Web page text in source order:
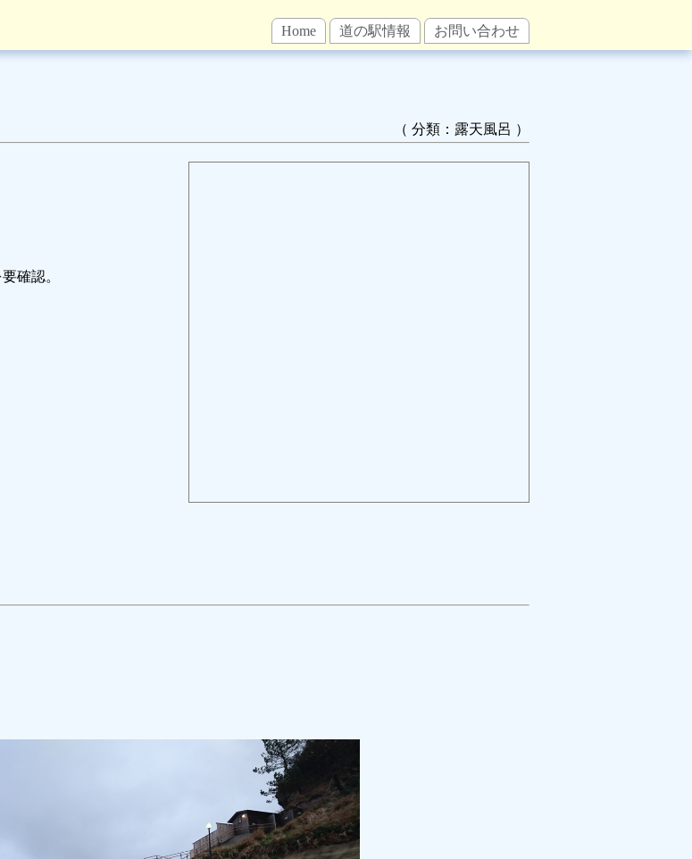
Home 道の駅情報 お問い合わせ
（ 分類：露天風呂 ）
確認。